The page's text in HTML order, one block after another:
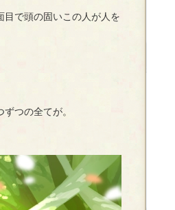
で頭の固いこの人が人を
つの全てが。